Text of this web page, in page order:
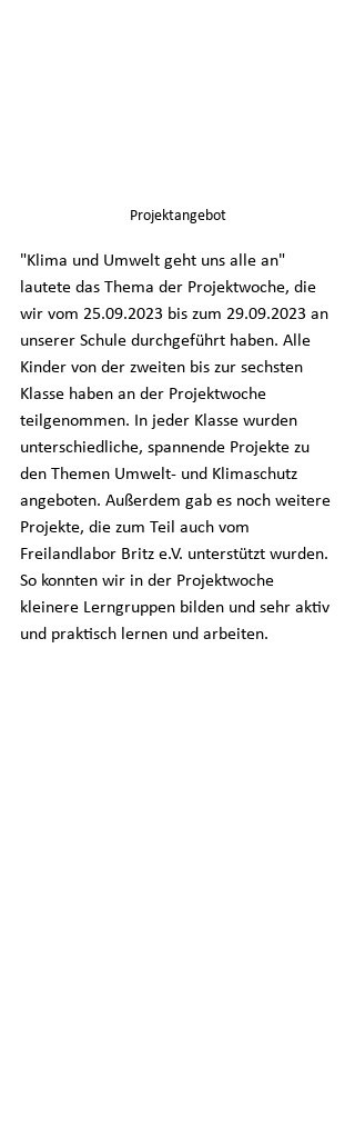
Projektangebot
"Klima und Umwelt geht uns alle an"
lautete das Thema der Projektwoche, die
wir vom 25.09.2023 bis zum 29.09.2023 an
unserer Schule durchgeführt haben. Alle
Kinder von der zweiten bis zur sechsten
Klasse haben an der Projektwoche
teilgenommen. In jeder Klasse wurden
unterschiedliche, spannende Projekte zu
den Themen Umwelt- und Klimaschutz
angeboten. Außerdem gab es noch weitere
Projekte, die zum Teil auch vom
Freilandlabor Britz e.V. unterstützt wurden.
So konnten wir in der Projektwoche
kleinere Lerngruppen bilden und sehr aktiv
und praktisch lernen und arbeiten.